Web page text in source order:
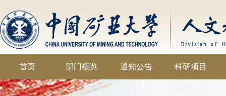
首页 部门概览 通知公告 科研项目